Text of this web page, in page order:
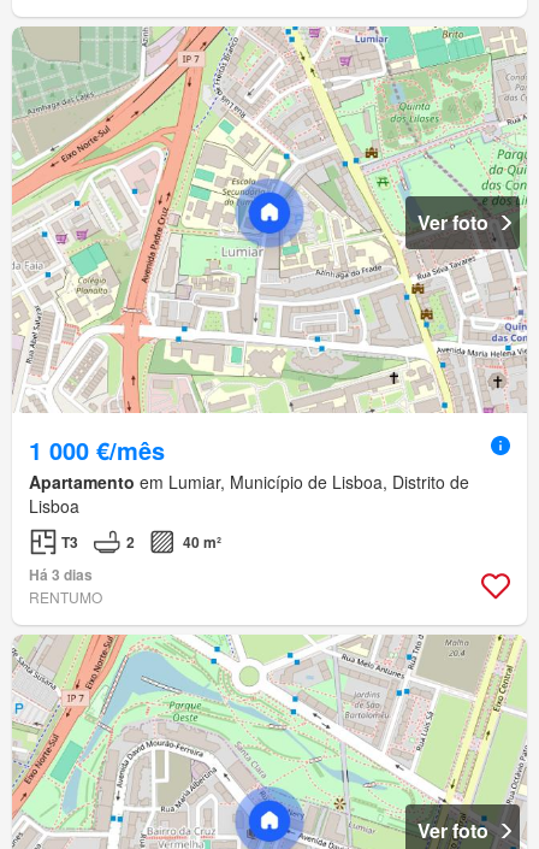
Ver foto
1 000 €/mês
Apartamento em Lumiar, Município de Lisboa, Distrito de
Lisboa
T3 2
40 m²
Há 3 dias
RENTUMO
Ver foto